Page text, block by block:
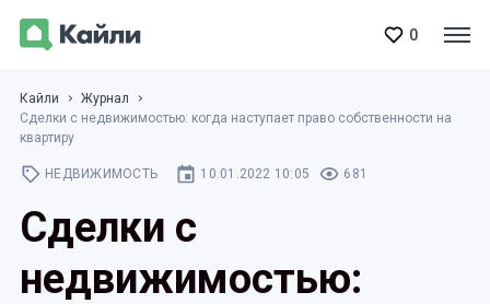
0
Кайли
Журнал
Сделки с недвижимостью: когда наступает право собственности на
квартиру
НЕДВИЖИМОСТЬ 10.01.2022 10:05 681
Сделки с
недвижимостью: